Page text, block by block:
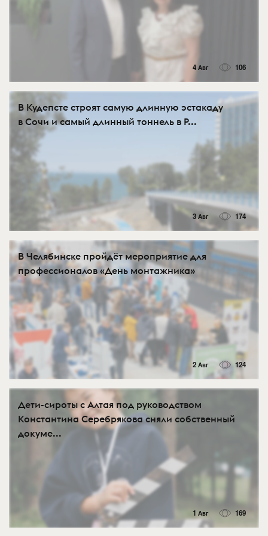
4 Авг 106
В Кудепсте строят самую длинную эстакаду
в Сочи и самый длинный тоннель в Р...
3 Авг 174
В Челябинске пройдёт мероприятие для
профессионалов «День монтажника»
2 Авг 124
Дети-сироты с Алтая под руководством
Константина Серебрякова сняли собственный
докуме...
1 Авг 169